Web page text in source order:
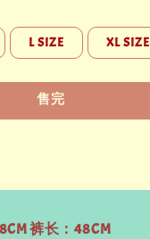
L SIZE XL SIZE
售完
裤长：48CM